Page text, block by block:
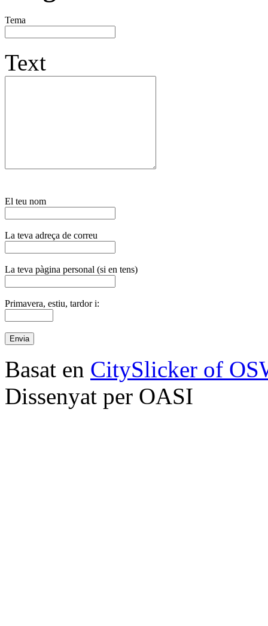
Tema
Text
El teu nom
La teva adreça de correu
La teva pàgina personal (si en tens)
Primavera, estiu, tardor i:
Basat en CitySlicker of
Dissenyat per OASI